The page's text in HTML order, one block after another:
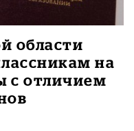
области
на
с отличием